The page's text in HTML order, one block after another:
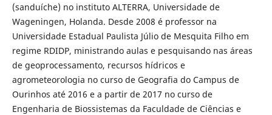
(sanduíche) no instituto ALTERRA, Universidade de
Wageningen, Holanda. Desde 2008 é professor na
Universidade Estadual Paulista Júlio de Mesquita Filho em
regime RDIDP, ministrando aulas e pesquisando nas áreas
de geoprocessamento, recursos hídricos e
agrometeorologia no curso de Geografia do Campus de
Ourinhos até 2016 e a partir de 2017 no curso de
Engenharia de Biossistemas da Faculdade de Ciências e